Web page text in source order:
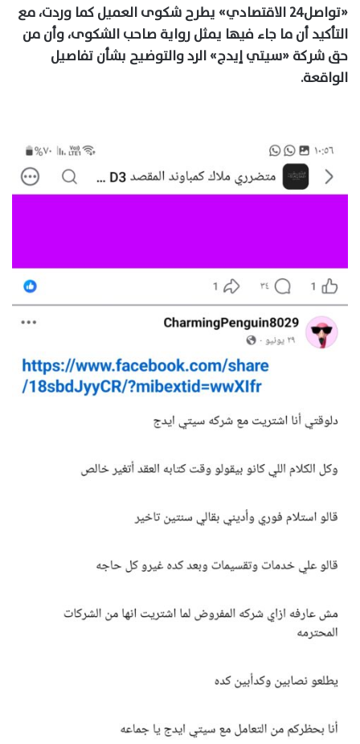
«تواصل٢٤ الاقتصادي» يطرح شكوى العميل كما وردت، مع
التأكيد أن ما جاء فيها يمثل رواية صاحب الشكوى، وأن من
حق شركة «سيتي إيدج» الرد والتوضيح بشأن تفاصيل
الواقعة.